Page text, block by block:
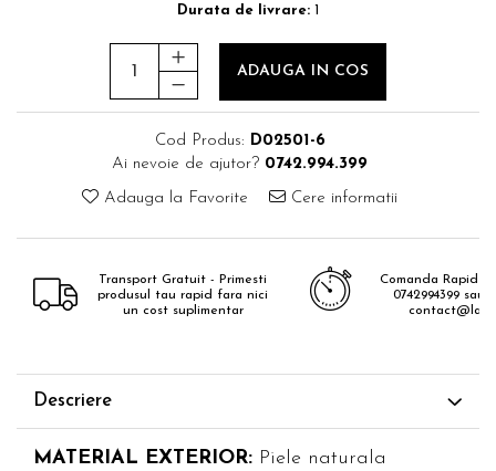
Durata de livrare: 1
ADAUGA IN COS
Cod Produs: D02501-6
Ai nevoie de ajutor? 0742.994.399
Adauga la Favorite Cere informatii
Transport Gratuit - Primesti
produsul tau rapid fara nici
un cost suplimentar
Comanda Rapid -
0742994399 sau
Descriere
MATERIAL EXTERIOR: Piele naturala